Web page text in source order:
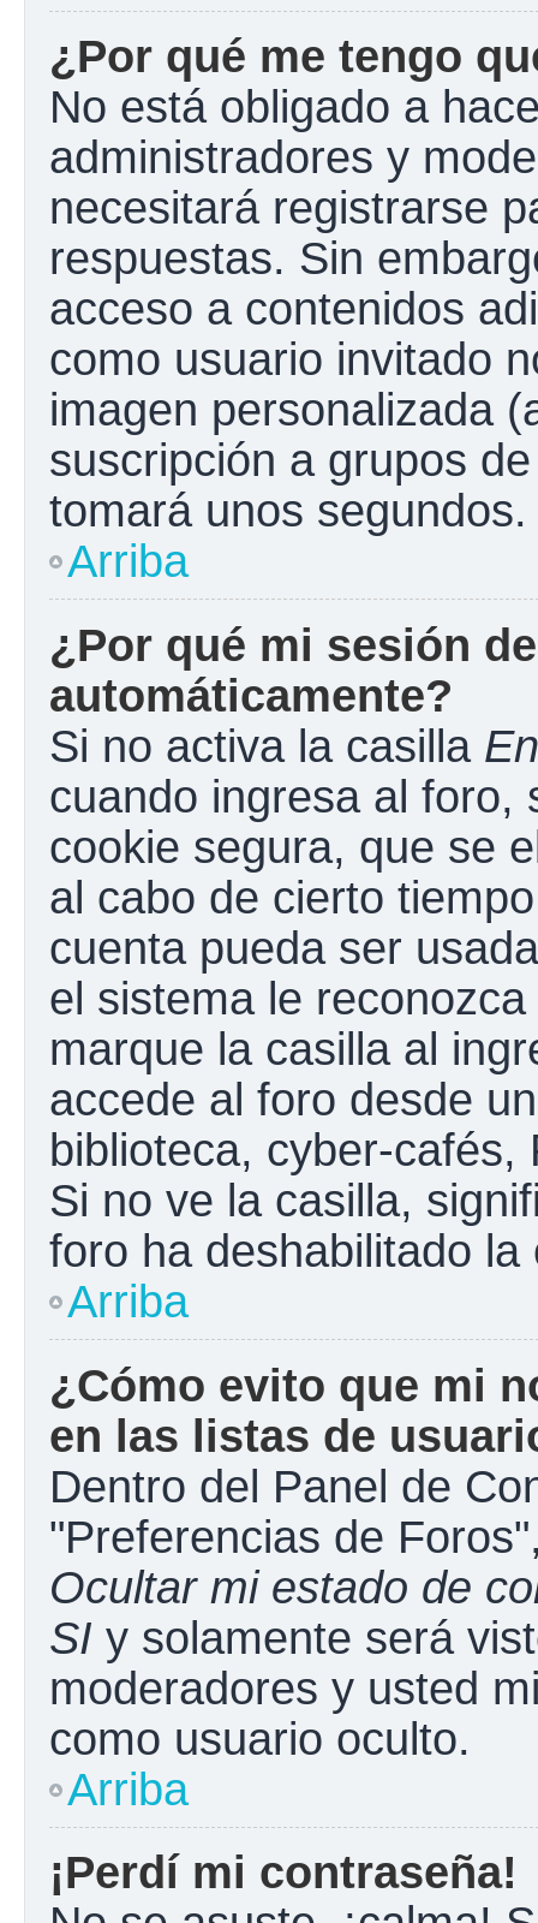
¿Por qué me tengo
No está obligado a
administradores y
necesitará registrarse
respuestas. Sin
acceso a contenidos
como usuario invitado
imagen personalizada
suscripción a grupos
tomará unos
Arriba
¿Por qué mi sesión
automáticamente?
Si no activa la casilla
cuando ingresa al foro,
cookie segura, que se
al cabo de cierto
cuenta pueda ser
el sistema le
marque la casilla al
accede al foro desde
biblioteca, cyber-
Si no ve la casilla,
foro ha deshabilitado la
Arriba
¿Cómo evito que mi
en las listas de
Dentro del Panel de
"Preferencias de
Ocultar mi estado de
SI y solamente será
moderadores y usted
como usuario oculto.
Arriba
¡Perdí mi contraseña!